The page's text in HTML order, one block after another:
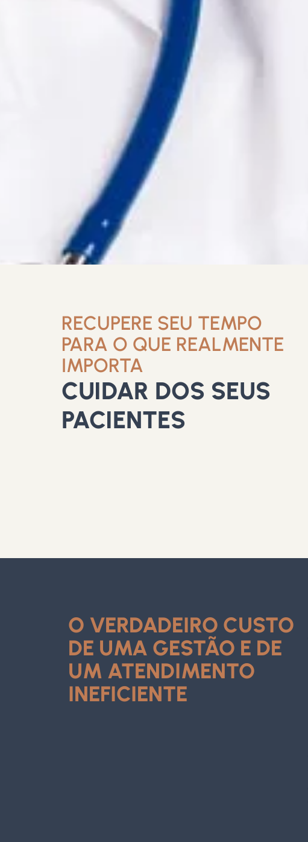
RECUPERE SEU TEMPO
PARA O QUE REALMENTE
IMPORTA
CUIDAR DOS SEUS
PACIENTES
O VERDADEIRO CUSTO
DE UMA GESTÃO E DE
UM ATENDIMENTO
INEFICIENTE